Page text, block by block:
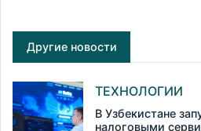
Другие новости
ТЕХНОЛОГИИ
В Узбекистане
налоговыми